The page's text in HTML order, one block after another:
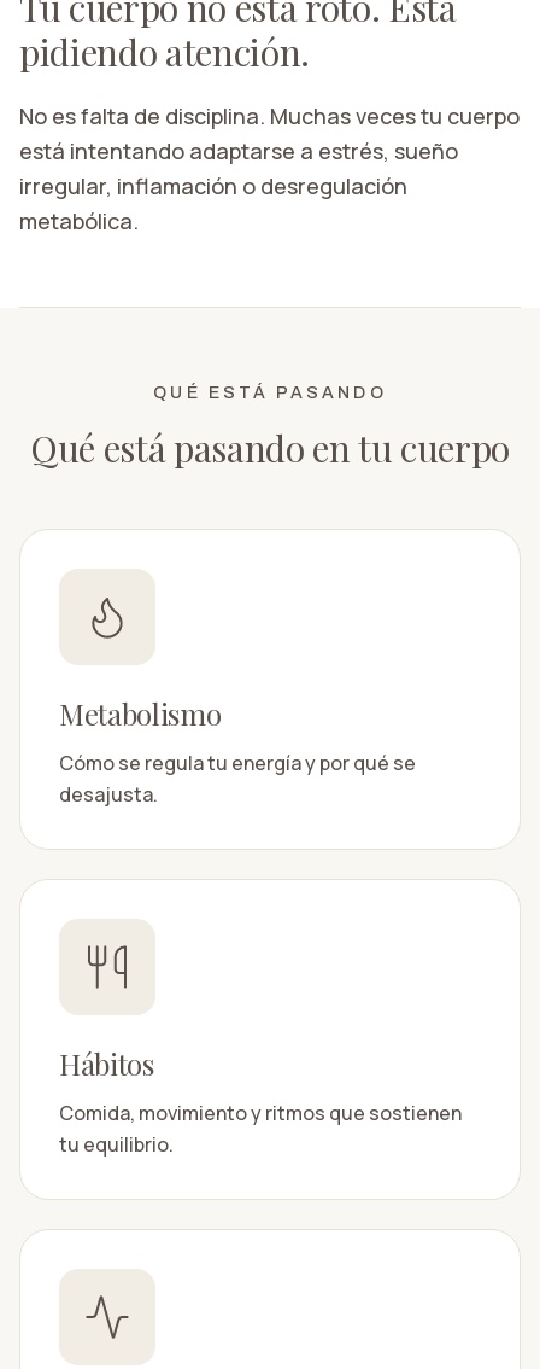
pidiendo atención.
No es falta de disciplina. Muchas veces tu cuerpo
está intentando adaptarse a estrés, sueño
irregular, inflamación o desregulación
metabólica.
QUÉ ESTÁ PASANDO
Qué está pasando en tu cuerpo
Metabolismo
Cómo se regula tu energía y por qué se
desajusta.
Hábitos
Comida, movimiento y ritmos que sostienen
tu equilibrio.